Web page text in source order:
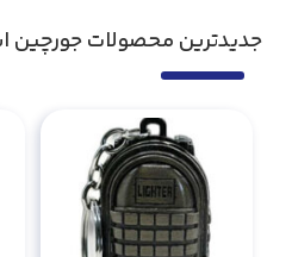
جدیدترین محصولات جورچین